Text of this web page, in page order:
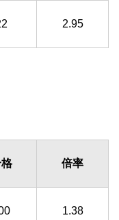
2.95
倍率
1.38